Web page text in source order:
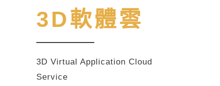
3D軟體雲
3D Virtual Application Cloud
Service